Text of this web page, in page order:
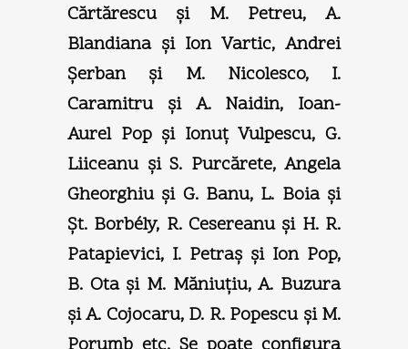
Cărtărescu şi M. Petreu, A.
Blandiana şi Ion Vartic, Andrei
Şerban şi M. Nicolesco, I.
Caramitru şi A. Naidin, Ioan-
Aurel Pop şi Ionuţ Vulpescu, G.
Liiceanu şi S. Purcărete, Angela
Gheorghiu şi G. Banu, L. Boia şi
Şt. Borbély, R. Cesereanu şi H. R.
Patapievici, I. Petraş şi Ion Pop,
B. Ota şi M. Măniuţiu, A. Buzura
şi A. Cojocaru, D. R. Popescu şi M.